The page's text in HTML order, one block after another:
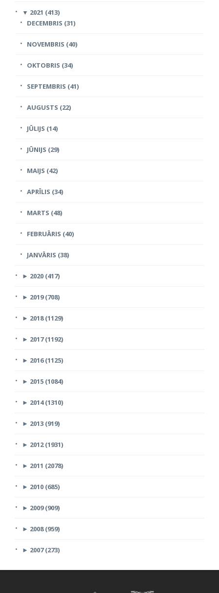
▼ 2021 (413)
DECEMBRIS (31)
NOVEMBRIS (40)
OKTOBRIS (34)
SEPTEMBRIS (41)
AUGUSTS (22)
JŪLIJS (14)
JŪNIJS (29)
MAIJS (42)
APRĪLIS (34)
MARTS (48)
FEBRUĀRIS (40)
JANVĀRIS (38)
► 2020 (417)
► 2019 (708)
► 2018 (1129)
► 2017 (1192)
► 2016 (1125)
► 2015 (1084)
► 2014 (1310)
► 2013 (919)
► 2012 (1931)
► 2011 (2078)
► 2010 (685)
► 2009 (909)
► 2008 (959)
► 2007 (273)